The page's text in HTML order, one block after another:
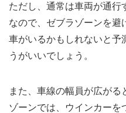
ただし、通常は車両が通行
なので、ゼブラゾーンを避
車がいるかもしれないと予
うがいいでしょう。
また、車線の幅員が広がる
ゾーンでは、ウインカーを